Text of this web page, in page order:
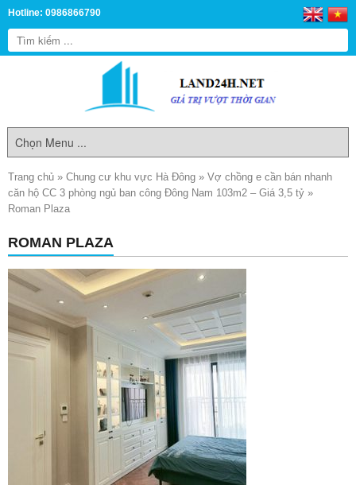
Hotline: 0986866790
Trang chủ » Chung cư khu vực Hà Đông » Vợ chồng e cần bán nhanh
căn hộ CC 3 phòng ngủ ban công Đông Nam 103m2 – Giá 3,5 tỷ »
Roman Plaza
ROMAN PLAZA